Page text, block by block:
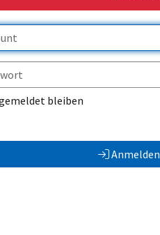
bleiben
Anmelden